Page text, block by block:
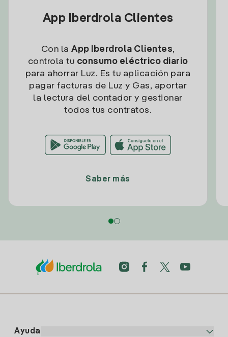
App Iberdrola Clientes
Con la App Iberdrola Clientes,
controla tu consumo eléctrico diario
para ahorrar Luz. Es tu aplicación para
pagar facturas de Luz y Gas, aportar
la lectura del contador y gestionar
todos tus contratos.
Saber más
Ayuda